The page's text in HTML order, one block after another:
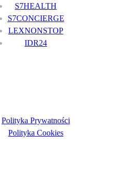
S7HEALTH
S7CONCIERGE
LEXNONSTOP
IDR24
Polityka Prywatności
Polityka Cookies